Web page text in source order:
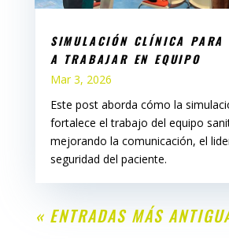
SIMULACIÓN CLÍNICA PARA
A TRABAJAR EN EQUIPO
Mar 3, 2026
Este post aborda cómo la
fortalece el trabajo del equipo
mejorando la comunicación, el
seguridad del paciente.
« ENTRADAS MÁS